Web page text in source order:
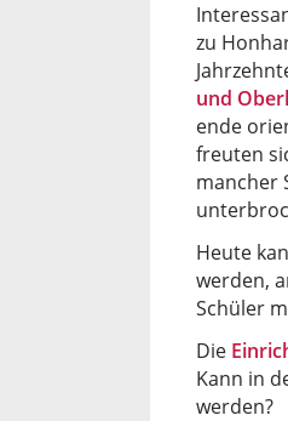
zu
und
ende
freuten
mancher
Heute
werden,
Schüler
Die
Kann in
werden?